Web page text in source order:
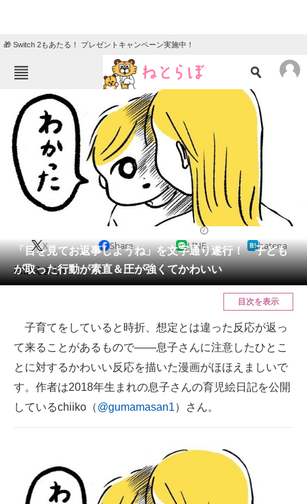
🎁 Switch 2もあたる！ プレゼントキャンペーン実施中！
ねとらぼメニュー
TOP ニュース
エンタメ クイズ
グルメ 地域
住まい 教育・育児
リサーチ
会員記事
メディア
ITの今と未来を見通す
スマホと通信の最新トレンド
進化するPCとデバイスの未来
AI活用のいまが分かる
「目を見てお返事しようね」を文字通り遂行！ 子ども
が取った行動が素直＆圧が強くてかわいい
X Share LINE hatena
ほほえましい！
目次を表示
子育てをしていると時折、想定とは違った反応が返っ
て来ることがあるもので――息子さんに注意したひとこ
とに対するかわいい反応を描いた漫画がほほえましいで
す。作者は2018年生まれの息子さんの育児絵日記を公開
しているchiiko（@gumamasan1）さん。